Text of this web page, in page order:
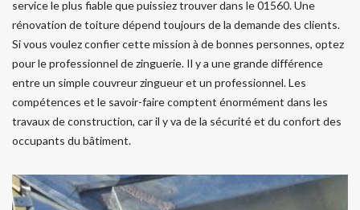
service le plus fiable que puissiez trouver dans le 01560. Une
rénovation de toiture dépend toujours de la demande des clients.
Si vous voulez confier cette mission à de bonnes personnes, optez
pour le professionnel de zinguerie. Il y a une grande différence
entre un simple couvreur zingueur et un professionnel. Les
compétences et le savoir-faire comptent énormément dans les
travaux de construction, car il y va de la sécurité et du confort des
occupants du bâtiment.